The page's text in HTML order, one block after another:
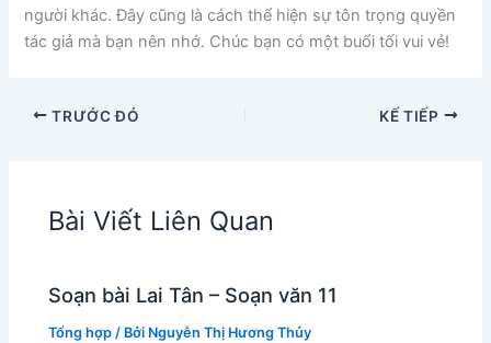
người khác. Đây cũng là cách thể hiện sự tôn trọng quyền
tác giả mà bạn nên nhớ. Chúc bạn có một buổi tối vui vẻ!
TRƯỚC ĐÓ KẾ TIẾP
Bài Viết Liên Quan
Soạn bài Lai Tân – Soạn văn 11
Tổng hợp / Bởi Nguyễn Thị Hương Thủy